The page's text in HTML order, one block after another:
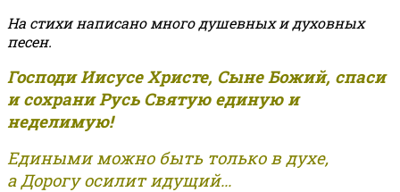
На стихи написано много душевных и духовных
песен.
Господи Иисусе Христе, Сыне Божий, спаси
и сохрани Русь Святую единую и
неделимую!
Едиными можно быть только в духе,
а Дорогу осилит идущий...